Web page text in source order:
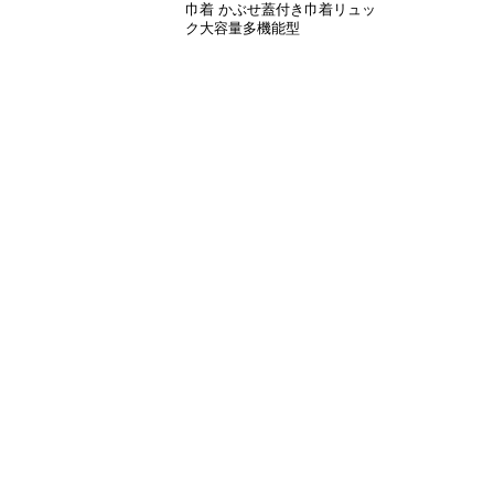
巾着 かぶせ蓋付き巾着リュッ
ク大容量多機能型